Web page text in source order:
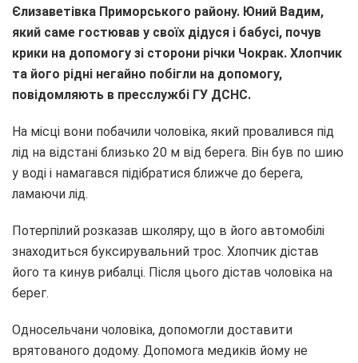
Єлизаветівка Приморського району. Юний Вадим,
який саме гостював у своїх дідуся і бабусі, почув
крики на допомогу зі сторони річки Чокрак. Хлопчик
та його рідні негайно побігли на допомогу,
повідомляють в пресслужбі ГУ ДСНС.
На місці вони побачили чоловіка, який провалився під
лід на відстані близько 20 м від берега. Він був по шию
у воді і намагався підібратися ближче до берега,
ламаючи лід.
Потерпілий розказав школяру, що в його автомобілі
знаходиться буксирувальний трос. Хлопчик дістав
його та кинув рибалці. Після цього дістав чоловіка на
берег.
Односельчани чоловіка, допомогли доставити
врятованого додому. Допомога медиків йому не